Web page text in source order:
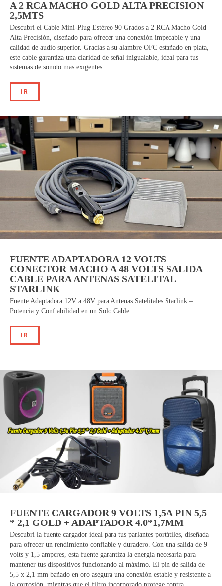
A 2 RCA MACHO GOLD ALTA PRECISION
2,5MTS
Descubrí el Cable Mini-Plug Estéreo 90 Grados a 2 RCA Macho Gold
Alta Precisión, diseñado para ofrecer una conexión impecable y una
calidad de audio superior. Gracias a su alambre OFC estañado en plata,
este cable garantiza una claridad de señal inigualable, ideal para tus
sistemas de sonido más exigentes.
IR
FUENTE ADAPTADORA 12 VOLTS
CONECTOR MACHO A 48 VOLTS SALIDA
CABLE PARA ANTENAS SATELITAL
STARLINK
Fuente Adaptadora 12V a 48V para Antenas Satelitales Starlink –
Potencia y Confiabilidad en un Solo Cable
IR
FUENTE CARGADOR 9 VOLTS 1,5A PIN 5,5
* 2,1 GOLD + ADAPTADOR 4.0*1,7MM
Descubrí la fuente cargador ideal para tus parlantes portátiles, diseñada
para ofrecer un rendimiento confiable y duradero. Con una salida de 9
volts y 1,5 amperes, esta fuente garantiza la energía necesaria para
mantener tus dispositivos funcionando al máximo. El pin de salida de
5,5 x 2,1 mm bañado en oro asegura una conexión estable y resistente a
la corrosión, mientras que el filtro incorporado protege contra